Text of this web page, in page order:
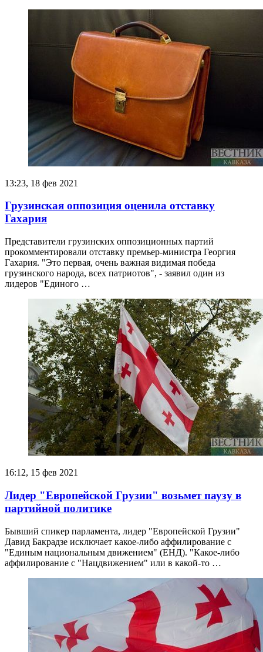
13:23, 18 фев 2021
Грузинская оппозиция оценила отставку
Гахария
Представители грузинских оппозиционных партий
прокомментировали отставку премьер-министра Георгия
Гахария. "Это первая, очень важная видимая победа
грузинского народа, всех патриотов", - заявил один из
лидеров "Единого …
16:12, 15 фев 2021
Лидер "Европейской Грузии" возьмет паузу в
партийной политике
Бывший спикер парламента, лидер "Европейской Грузии"
Давид Бакрадзе исключает какое-либо аффилирование с
"Единым национальным движением" (ЕНД). "Какое-либо
аффилирование с "Нацдвижением" или в какой-то …